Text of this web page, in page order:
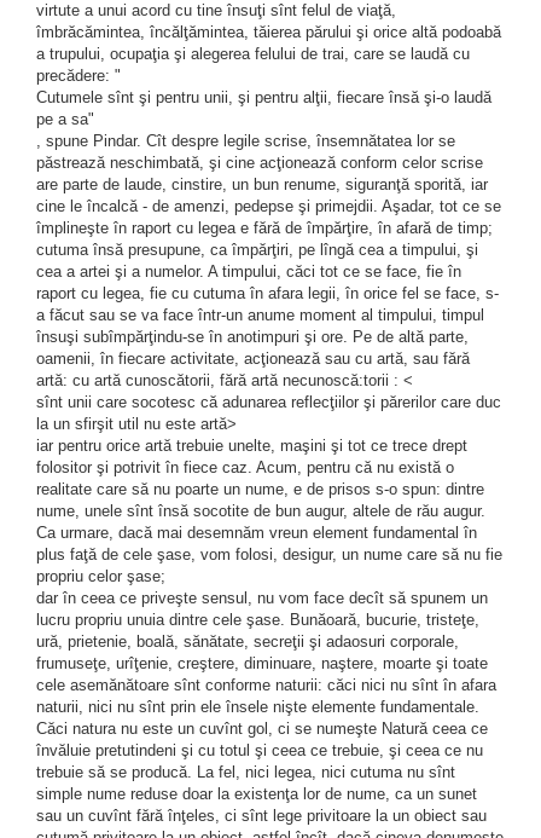
virtute a unui acord cu tine însuţi sînt felul de viaţă,
îmbrăcămintea, încălţămintea, tăierea părului şi orice altă podoabă
a trupului, ocupaţia şi alegerea felului de trai, care se laudă cu
precădere: "
Cutumele sînt şi pentru unii, şi pentru alţii, fiecare însă şi-o laudă
pe a sa"
, spune Pindar. Cît despre legile scrise, însemnătatea lor se
păstrează neschimbată, şi cine acţionează conform celor scrise
are parte de laude, cinstire, un bun renume, siguranţă sporită, iar
cine le încalcă - de amenzi, pedepse şi primejdii. Aşadar, tot ce se
împlineşte în raport cu legea e fără de împărţire, în afară de timp;
cutuma însă presupune, ca împărţiri, pe lîngă cea a timpului, şi
cea a artei şi a numelor. A timpului, căci tot ce se face, fie în
raport cu legea, fie cu cutuma în afara legii, în orice fel se face, s-
a făcut sau se va face într-un anume moment al timpului, timpul
însuşi sub­împărţindu-se în anotimpuri şi ore. Pe de altă parte,
oamenii, în fiecare activitate, acţionează sau cu artă, sau fără
artă: cu artă cunoscătorii, fără artă necunoscă:torii : <
sînt unii care socotesc că adunarea reflecţiilor şi părerilor care duc
la un sfirşit util nu este artă>
iar pentru orice artă trebuie unelte, maşini şi tot ce trece drept
folositor şi potrivit în fiece caz. Acum, pentru că nu există o
realitate care să nu poarte un nume, e de prisos s-o spun: dintre
nume, unele sînt însă socotite de bun augur, altele de rău augur.
Ca urmare, dacă mai desemnăm vreun element fundamental în
plus faţă de cele şase, vom folosi, desigur, un nume care să nu fie
propriu celor şase;
dar în ceea ce priveşte sensul, nu vom face decît să spunem un
lucru propriu unuia dintre cele şase. Bunăoară, bucurie, tristeţe,
ură, prietenie, boală, sănătate, secreţii şi adaosuri corporale,
frumu­seţe, urîţenie, creştere, diminuare, naştere, moarte şi toate
cele asemă­nătoare sînt conforme naturii: căci nici nu sînt în afara
naturii, nici nu sînt prin ele însele nişte elemente fundamentale.
Căci natura nu este un cuvînt gol, ci se numeşte Natură ceea ce
învăluie pretutindeni şi cu totul şi ceea ce trebuie, şi ceea ce nu
trebuie să se producă. La fel, nici legea, nici cutuma nu sînt
simple nume reduse doar la existenţa lor de nume, ca un sunet
sau un cuvînt fără înţeles, ci sînt lege privitoare la un obiect sau